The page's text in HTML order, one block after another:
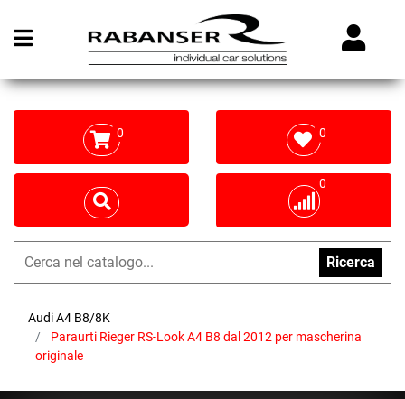
Open menu
0 0
0
Ricerca
Audi A4 B8/8K
Paraurti Rieger RS-Look A4 B8 dal 2012 per mascherina
originale